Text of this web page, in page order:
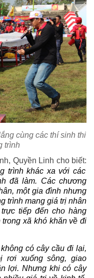
cùng các thí sinh thi
trình
Quyền Linh cho biết:
trình khác xa với các
đã làm. Các chương
một gia đình nhưng
trình mang giá trị nhân
tiếp đến cho hàng
xã khó khăn về đi
có cây cầu đi lại,
rơi xuống sông, giao
lợi. Nhưng khi có cây